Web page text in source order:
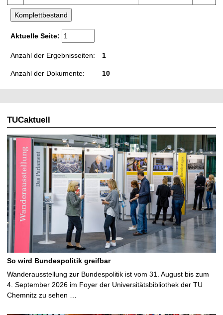
Aktuelle Seite:
Anzahl der Ergebnisseiten: 1
Anzahl der Dokumente: 10
TUCaktuell
So wird Bundespolitik greifbar
Wanderausstellung zur Bundespolitik ist vom 31. August bis zum
4. September 2026 im Foyer der Universitätsbibliothek der TU
Chemnitz zu sehen …